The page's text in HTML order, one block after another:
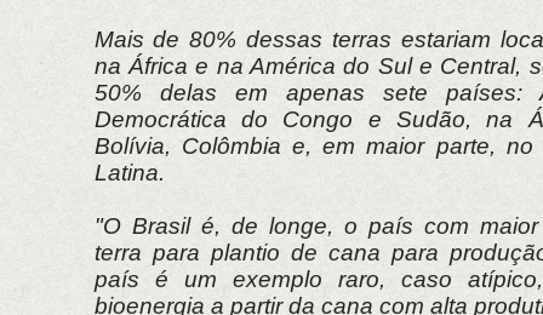
Mais de 80% dessas terras estariam
na África e na América do Sul e Central,
50% delas em apenas sete países:
Democrática do Congo e Sudão, na
Bolívia, Colômbia e, em maior parte, no
Latina.
"O Brasil é, de longe, o país com maior
terra para plantio de cana para
país é um exemplo raro, caso
bioenergia a partir da cana com alta